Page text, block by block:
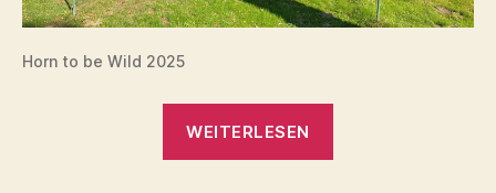
Horn to be Wild 2025
WEITERLESEN